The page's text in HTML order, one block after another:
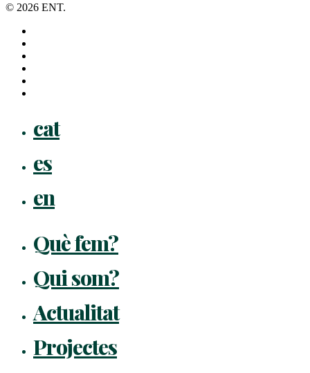
© 2026 ENT.
cat
es
en
Què fem?
Qui som?
Actualitat
Projectes